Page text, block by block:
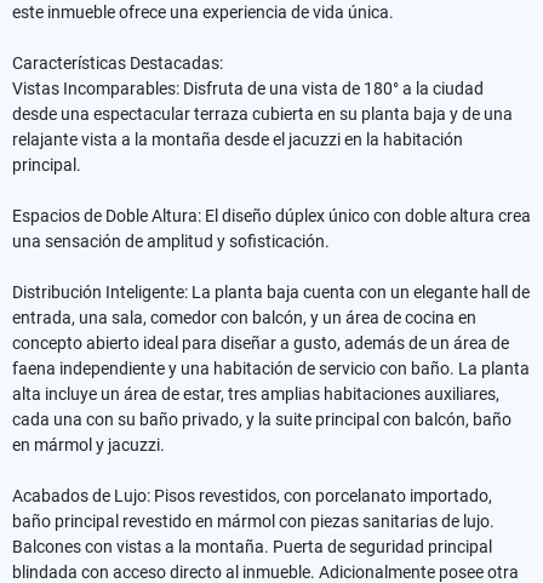
este inmueble ofrece una experiencia de vida única.
Características Destacadas:
Vistas Incomparables: Disfruta de una vista de 180° a la ciudad
desde una espectacular terraza cubierta en su planta baja y de una
relajante vista a la montaña desde el jacuzzi en la habitación
principal.
Espacios de Doble Altura: El diseño dúplex único con doble altura crea
una sensación de amplitud y sofisticación.
Distribución Inteligente: La planta baja cuenta con un elegante hall de
entrada, una sala, comedor con balcón, y un área de cocina en
concepto abierto ideal para diseñar a gusto, además de un área de
faena independiente y una habitación de servicio con baño. La planta
alta incluye un área de estar, tres amplias habitaciones auxiliares,
cada una con su baño privado, y la suite principal con balcón, baño
en mármol y jacuzzi.
Acabados de Lujo: Pisos revestidos, con porcelanato importado,
baño principal revestido en mármol con piezas sanitarias de lujo.
Balcones con vistas a la montaña. Puerta de seguridad principal
blindada con acceso directo al inmueble. Adicionalmente posee otra